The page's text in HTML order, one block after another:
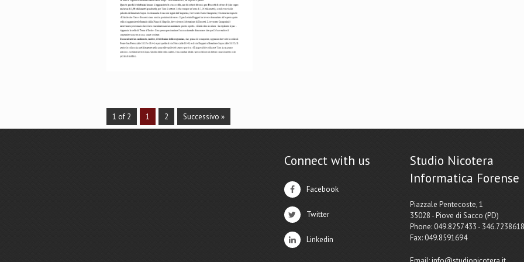
1 of 2 1 2 Successivo »
Connect with us
Facebook
Twitter
Linkedin
Studio Nicotera
Informatica Forense
Piazzale Pentecoste, 1
35028 - Piove di Sacco (PD)
Phone: 049.8257433 -
Fax: 049.8591694